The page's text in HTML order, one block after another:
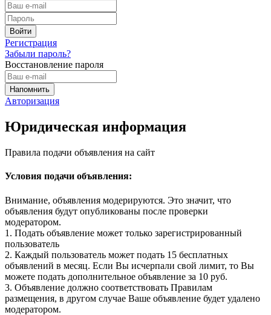
Регистрация
Забыли пароль?
Восстановление пароля
Авторизация
Юридическая информация
Правила подачи объявления на сайт
Условия подачи объявления:
Внимание, объявления модерируются. Это значит, что
объявления будут опубликованы после проверки
модератором.
1. Подать объявление может только зарегистрированный
пользователь
2. Каждый пользователь может подать 15 бесплатных
объявлений в месяц. Если Вы исчерпали свой лимит, то Вы
можете подать дополнительное объявление за 10 руб.
3. Объявление должно соответствовать Правилам
размещения, в другом случае Ваше объявление будет удалено
модератором.